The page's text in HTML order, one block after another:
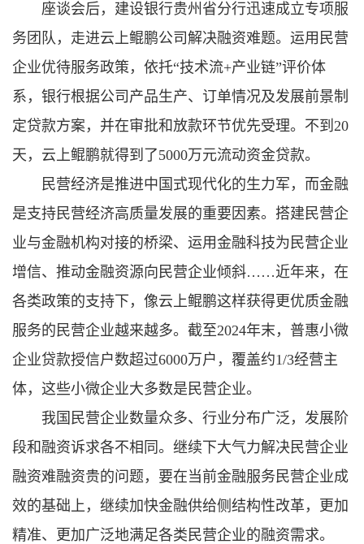
座谈会后，建设银行贵州省分行迅速成立专项服
务团队，走进云上鲲鹏公司解决融资难题。运用民营
企业优待服务政策，依托“技术流+产业链”评价体
系，银行根据公司产品生产、订单情况及发展前景制
定贷款方案，并在审批和放款环节优先受理。不到20
天，云上鲲鹏就得到了5000万元流动资金贷款。
民营经济是推进中国式现代化的生力军，而金融
是支持民营经济高质量发展的重要因素。搭建民营企
业与金融机构对接的桥梁、运用金融科技为民营企业
增信、推动金融资源向民营企业倾斜……近年来，在
各类政策的支持下，像云上鲲鹏这样获得更优质金融
服务的民营企业越来越多。截至2024年末，普惠小微
企业贷款授信户数超过6000万户，覆盖约1/3经营主
体，这些小微企业大多数是民营企业。
我国民营企业数量众多、行业分布广泛，发展阶
段和融资诉求各不相同。继续下大气力解决民营企业
融资难融资贵的问题，要在当前金融服务民营企业成
效的基础上，继续加快金融供给侧结构性改革，更加
精准、更加广泛地满足各类民营企业的融资需求。